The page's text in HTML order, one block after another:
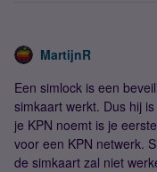
MartijnR
Een simlock is een
simkaart werkt. Dus hij
je KPN noemt is je
voor een KPN netwerk.
de simkaart zal niet